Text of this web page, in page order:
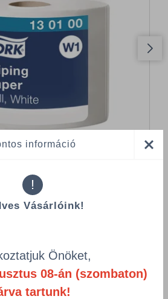
- SZŰRÉS - kattints a lenti
információ
!
Vásárlóink!
Önöket,
08-án (szombaton)
tartunk!